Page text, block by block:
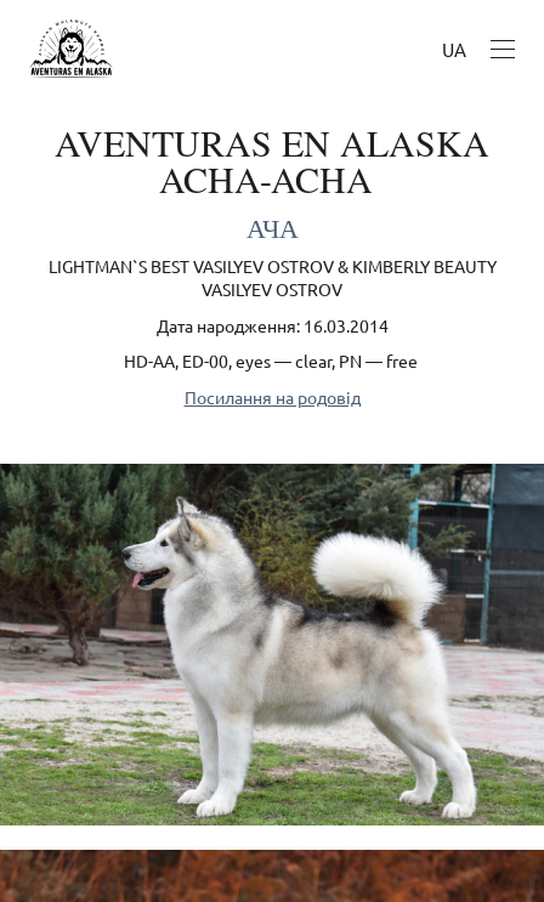
UA
AVENTURAS EN ALASKA
ACHA-ACHA
АЧА
LIGHTMAN`S BEST VASILYEV OSTROV & KIMBERLY BEAUTY
VASILYEV OSTROV
Дата народження: 16.03.2014
HD-AA, ED-00, eyes — clear, PN — free
Посилання на родовід